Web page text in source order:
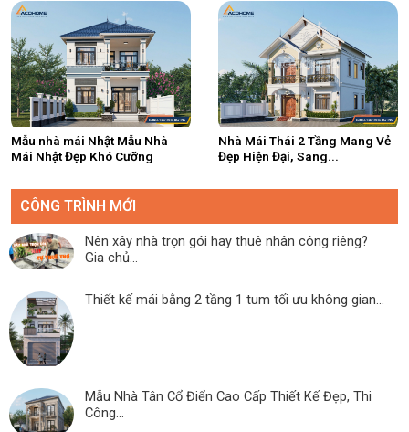
Mẫu nhà mái Nhật Mẫu Nhà
Mái Nhật Đẹp Khó Cưỡng
Nhà Mái Thái 2 Tầng Mang Vẻ
Đẹp Hiện Đại, Sang...
CÔNG TRÌNH MỚI
Nên xây nhà trọn gói hay thuê nhân công riêng?
Gia chủ...
Thiết kế mái bằng 2 tầng 1 tum tối ưu không gian...
Mẫu Nhà Tân Cổ Điển Cao Cấp Thiết Kế Đẹp, Thi
Công...